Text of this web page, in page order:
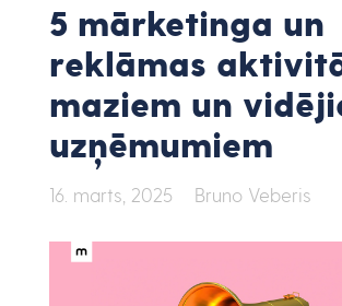
5 mārketinga un
reklāmas
maziem un
uzņēmumiem
16. marts, 2025 Bruno Veberis